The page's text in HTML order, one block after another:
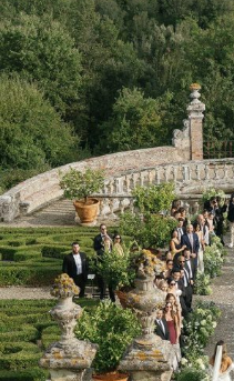
WEDDING
TOURS